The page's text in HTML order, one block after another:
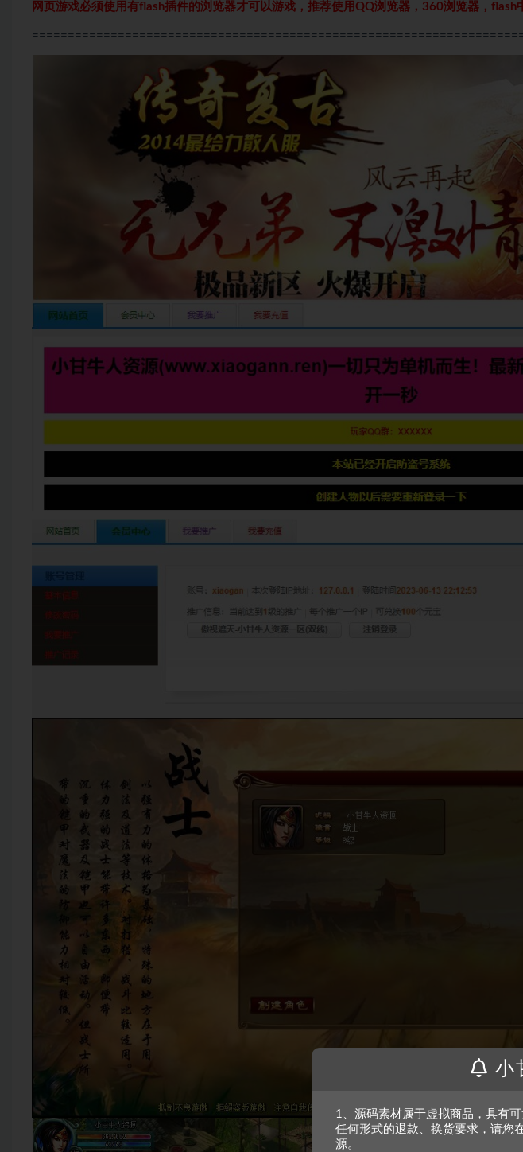
网页游戏必须使用有flash插件的浏览器才可以游戏，推荐使用QQ浏览器，360浏览器，flash
小
1、源码素材属于虚拟商品，具有
任何形式的退款、换货要求，请您
源。